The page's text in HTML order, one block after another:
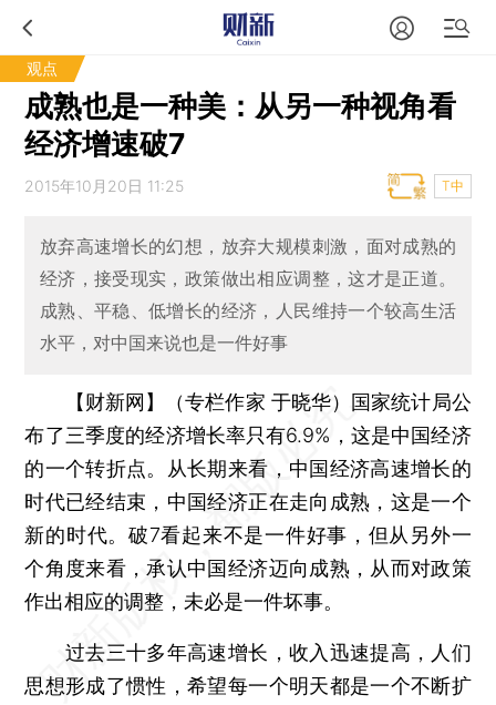
观点
成熟也是一种美：从另一种视角看
经济增速破7
2015年10月20日 11:25 T中
放弃高速增长的幻想，放弃大规模刺激，面对成熟的
经济，接受现实，政策做出相应调整，这才是正道。
成熟、平稳、低增长的经济，人民维持一个较高生活
水平，对中国来说也是一件好事
【财新网】（专栏作家 于晓华） 国家统计局公
布了三季度的经济增长率只有6.9%，这是中国经济
的一个转折点。从长期来看，中国经济高速增长的
时代已经结束，中国经济正在走向成熟，这是一个
新的时代。破7看起来不是一件好事，但从另外一
个角度来看，承认中国经济迈向成熟，从而对政策
作出相应的调整，未必是一件坏事。
过去三十多年高速增长，收入迅速提高，人们
思想形成了惯性，希望每一个明天都是一个不断扩